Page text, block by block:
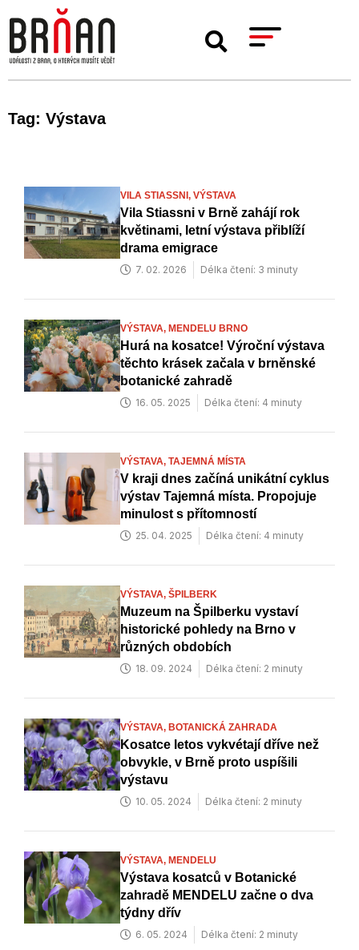
Tag: Výstava
VILA STIASSNI, VÝSTAVA
Vila Stiassni v Brně zahájí rok
květinami, letní výstava přiblíží
drama emigrace
7. 02. 2026 Délka čtení: 3 minuty
VÝSTAVA, MENDELU BRNO
Hurá na kosatce! Výroční výstava
těchto krásek začala v brněnské
botanické zahradě
16. 05. 2025 Délka čtení: 4 minuty
VÝSTAVA, TAJEMNÁ MÍSTA
V kraji dnes začíná unikátní cyklus
výstav Tajemná místa. Propojuje
minulost s přítomností
25. 04. 2025 Délka čtení: 4 minuty
VÝSTAVA, ŠPILBERK
Muzeum na Špilberku vystaví
historické pohledy na Brno v
různých obdobích
18. 09. 2024 Délka čtení: 2 minuty
VÝSTAVA, BOTANICKÁ ZAHRADA
Kosatce letos vykvétají dříve než
obvykle, v Brně proto uspíšili
výstavu
10. 05. 2024 Délka čtení: 2 minuty
VÝSTAVA, MENDELU
Výstava kosatců v Botanické
zahradě MENDELU začne o dva
týdny dřív
6. 05. 2024 Délka čtení: 2 minuty